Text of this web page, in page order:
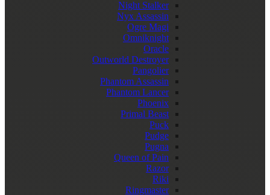
Night Stalker
Nyx Assassin
Ogre Magi
Omniknight
Oracle
Outworld Destroyer
Pangolier
Phantom Assassin
Phantom Lancer
Phoenix
Primal Beast
Puck
Pudge
Pugna
Queen of Pain
Razor
Riki
Ringmaster